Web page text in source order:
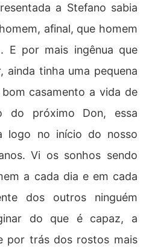
a Stefano sabia
afinal, que homem
E por mais ingênua que
ainda tinha uma pequena
casamento a vida de
do próximo Don, essa
logo no início do nosso
Vi os sonhos sendo
a cada dia e em cada
dos outros ninguém
do que é capaz, a
por trás dos rostos mais